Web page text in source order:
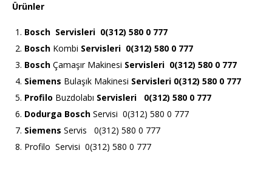
Ürünler
Bosch Servisleri 0(312) 580 0 777
Bosch Kombi Servisleri 0(312) 580 0 777
Bosch Çamaşır Makinesi Servisleri 0(312) 580 0 777
Siemens Bulaşık Makinesi Servisleri 0(312) 580 0 777
Profilo Buzdolabı Servisleri 0(312) 580 0 777
Dodurga Bosch Servisi 0(312) 580 0 777
Siemens Servis 0(312) 580 0 777
Profilo Servisi 0(312) 580 0 777